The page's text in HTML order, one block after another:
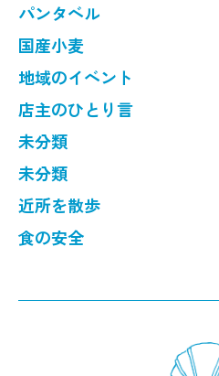
パンタベル
国産小麦
地域のイベント
店主のひとり言
未分類
未分類
近所を散歩
食の安全